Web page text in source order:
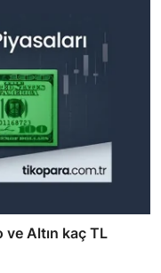
Altın kaç TL